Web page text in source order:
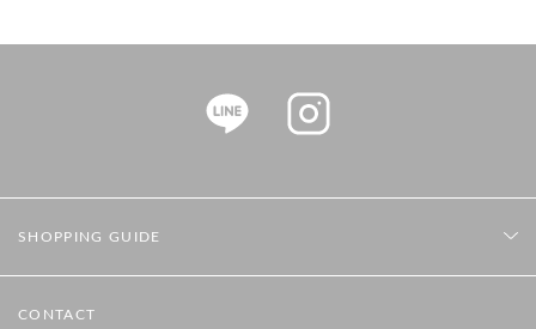
SHOPPING GUIDE
CONTACT